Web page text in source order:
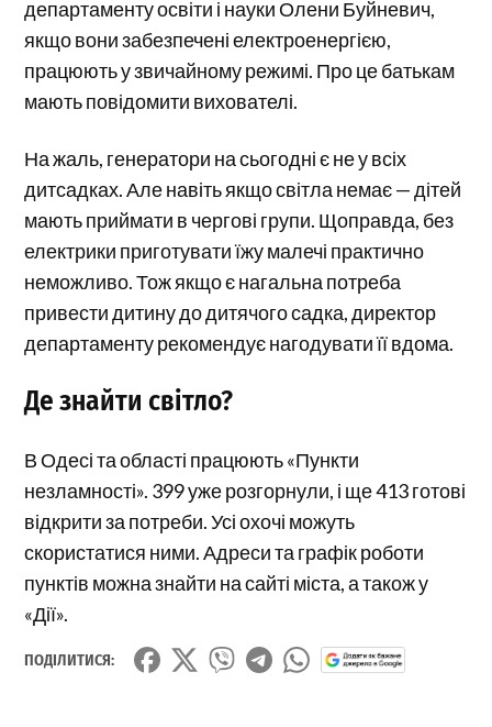
департаменту освіти і науки Олени Буйневич,
якщо вони забезпечені електроенергією,
працюють у звичайному режимі. Про це батькам
мають повідомити вихователі.
На жаль, генератори на сьогодні є не у всіх
дитсадках. Але навіть якщо світла немає — дітей
мають приймати в чергові групи. Щоправда, без
електрики приготувати їжу малечі практично
неможливо. Тож якщо є нагальна потреба
привести дитину до дитячого садка, директор
департаменту рекомендує нагодувати її вдома.
Де знайти світло?
В Одесі та області працюють «Пункти
незламності». 399 уже розгорнули, і ще 413 готові
відкрити за потреби. Усі охочі можуть
скористатися ними. Адреси та графік роботи
пунктів можна знайти на сайті міста, а також у
«Дії».
ПОДІЛИТИСЯ: